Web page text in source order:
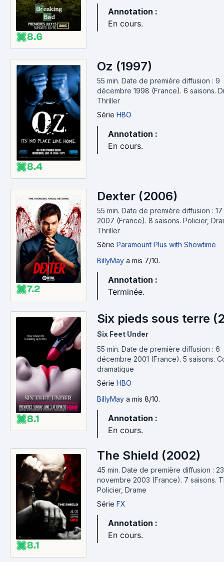
8.6
Annotation :
En cours.
8.4
Oz (1997)
55 min. Date de première diffusion : 9
décembre 1998 (France). 6 saisons.
Thriller
Série HBO
Annotation :
En cours.
7.2
Dexter (2006)
55 min. Date de première diffusion : 17
2007 (France). 8 saisons. Policier,
Thriller
Série Paramount Plus with Showtime
BillyMay a mis 7/10.
Annotation :
Terminée.
8.1
Six pieds sous terre
Six Feet Under
55 min. Date de première diffusion : 6
décembre 2001 (France). 5 saisons.
dramatique
Série HBO
BillyMay a mis 8/10.
Annotation :
En cours.
8.1
The Shield (2002)
45 min. Date de première diffusion : 23
novembre 2003 (France). 7 saisons.
Policier, Drame
Série FX
Annotation :
En cours.